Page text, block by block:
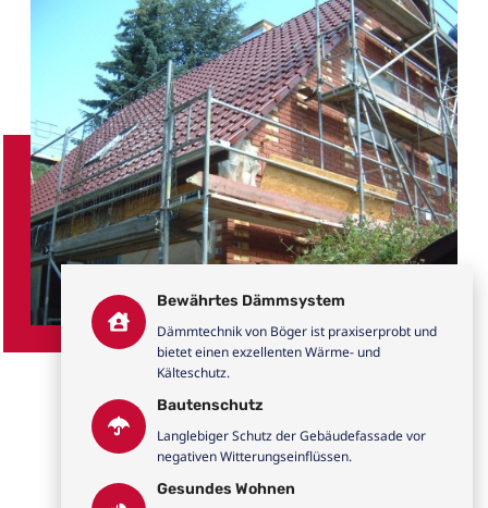
Bewährtes Dämmsystem
Dämmtechnik von Böger ist praxiserprobt und
bietet einen exzellenten Wärme- und
Kälteschutz.
Bautenschutz
Langlebiger Schutz der Gebäudefassade vor
negativen Witterungseinflüssen.
Gesundes Wohnen